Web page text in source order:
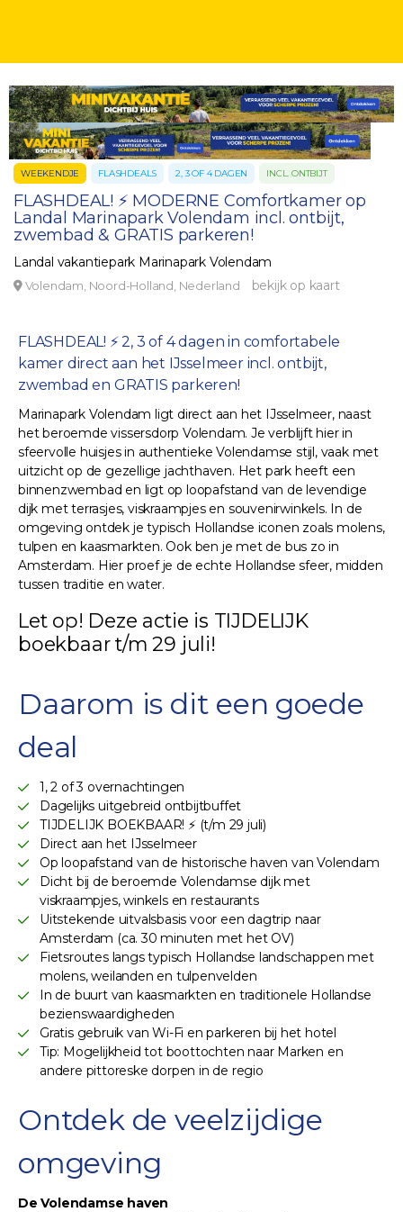
WEEKENDJE FLASHDEALS 2, 3 OF 4 DAGEN INCL. ONTBIJT
FLASHDEAL! ⚡ MODERNE Comfortkamer op
Landal Marinapark Volendam incl. ontbijt,
zwembad & GRATIS parkeren!
Landal vakantiepark Marinapark Volendam
Volendam, Noord-Holland, Nederland bekijk op kaart
FLASHDEAL! ⚡ 2, 3 of 4 dagen in comfortabele
kamer direct aan het IJsselmeer incl. ontbijt,
zwembad en GRATIS parkeren!
Marinapark Volendam ligt direct aan het IJsselmeer, naast
het beroemde vissersdorp Volendam. Je verblijft hier in
sfeervolle huisjes in authentieke Volendamse stijl, vaak met
uitzicht op de gezellige jachthaven. Het park heeft een
binnenzwembad en ligt op loopafstand van de levendige
dijk met terrasjes, viskraampjes en souvenirwinkels. In de
omgeving ontdek je typisch Hollandse iconen zoals molens,
tulpen en kaasmarkten. Ook ben je met de bus zo in
Amsterdam. Hier proef je de echte Hollandse sfeer, midden
tussen traditie en water.
Let op! Deze actie is TIJDELIJK
boekbaar t/m 29 juli!
Daarom is dit een goede
deal
1, 2 of 3 overnachtingen
Dagelijks uitgebreid ontbijtbuffet
TIJDELIJK BOEKBAAR! ⚡ (t/m 29 juli)
Direct aan het IJsselmeer
Op loopafstand van de historische haven van Volendam
Dicht bij de beroemde Volendamse dijk met
viskraampjes, winkels en restaurants
Uitstekende uitvalsbasis voor een dagtrip naar
Amsterdam (ca. 30 minuten met het OV)
Fietsroutes langs typisch Hollandse landschappen met
molens, weilanden en tulpenvelden
In de buurt van kaasmarkten en traditionele Hollandse
bezienswaardigheden
Gratis gebruik van Wi-Fi en parkeren bij het hotel
Tip: Mogelijkheid tot boottochten naar Marken en
andere pittoreske dorpen in de regio
Ontdek de veelzijdige
omgeving
De Volendamse haven